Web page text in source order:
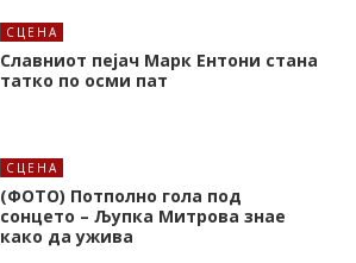
СЦЕНА
Славниот пејач Марк Ентони стана
татко по осми пат
СЦЕНА
(ФОТО) Потполно гола под
сонцето – Љупка Митрова знае
како да ужива